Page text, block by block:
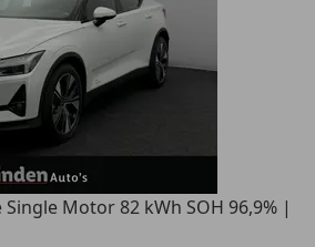
Single Motor 82 kWh SOH 96,9% |